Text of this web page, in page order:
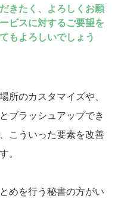
きたく、よろしくお願
ビスに対するご要望を
もよろしいでしょう
所のカスタマイズや、
ブラッシュアップでき
こういった要素を改善
。
めを行う秘書の方がい